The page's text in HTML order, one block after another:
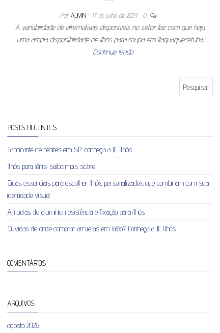
Por ADMIN 17 de julho de 2024 0
A variabilidade de alternativas disponíveis no setor faz com que haja
uma ampla disponibilidade de ilhós para roupa em Itaquaquecetuba.
… Continue lendo
POSTS RECENTES
Fabricante de rebites em SP: conheça a JC Ilhós
Ilhós para tênis: saiba mais sobre
Dicas essenciais para escolher ilhós personalizados que combinam com sua
identidade visual
Arruelas de alumínio: resistência e fixação para ilhós
Dúvidas de onde comprar arruelas em latão? Conheça a JC Ilhós
COMENTÁRIOS
ARQUIVOS
agosto 2026